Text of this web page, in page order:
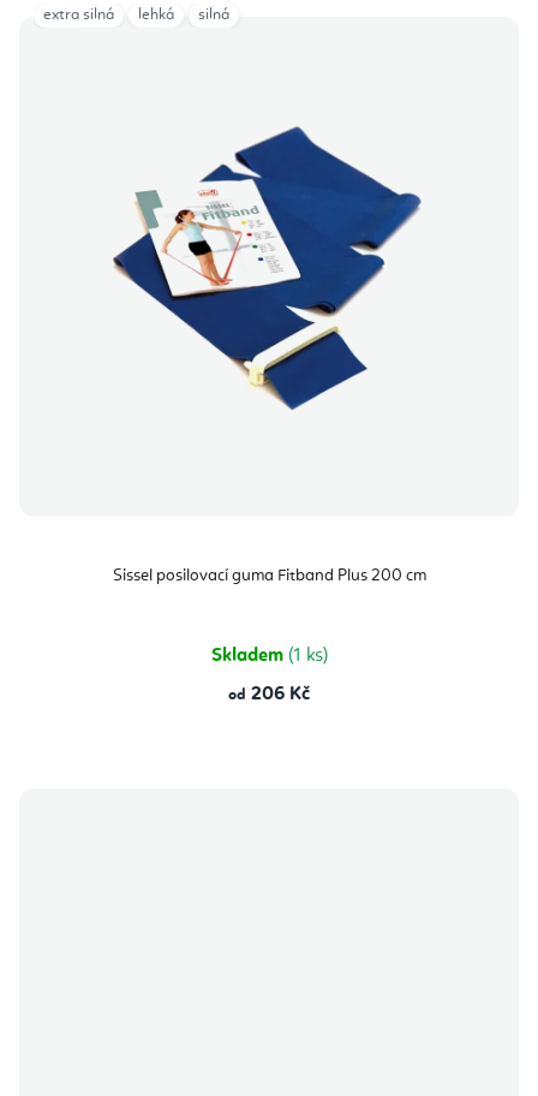
Sissel posilovací guma Fitband Plus 200 cm
Skladem (1 ks)
od 206 Kč
extra silná lehká silná